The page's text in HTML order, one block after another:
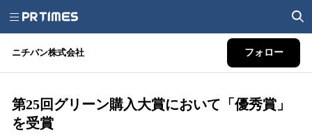
ニチバン株式会社 フォロー
第25回グリーン購入大賞において「優秀賞」
を受賞